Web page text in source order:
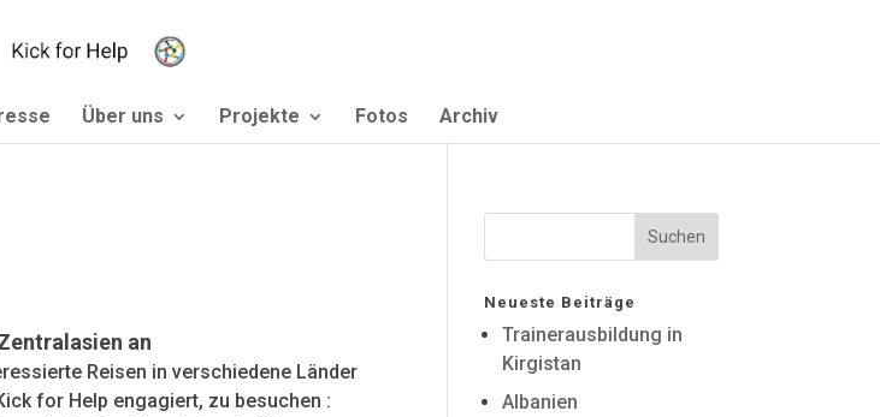
Über uns Projekte Fotos Archiv
an
Reisen in verschiedene Länder
for Help engagiert, zu besuchen :
Neueste Beiträge
Trainerausbildung in
Kirgistan
Albanien